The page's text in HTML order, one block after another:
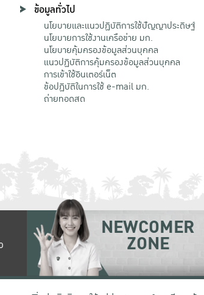
ข้อมูลทั่วไป
นโยบายและแนวปฏิบัติการใช้ปัญญาประดิษฐ์
นโยบายการใช้งานเครือข่าย มก.
นโยบายคุ้มครองข้อมูลส่วนบุคคล
แนวปฏิบัติการคุ้มครองข้อมูลส่วนบุคคล
การเข้าใช้อินเตอร์เน็ต
ข้อปฏิบัติในการใช้ e-mail มก.
ถ่ายทอดสด
NEWCOMER
ZONE